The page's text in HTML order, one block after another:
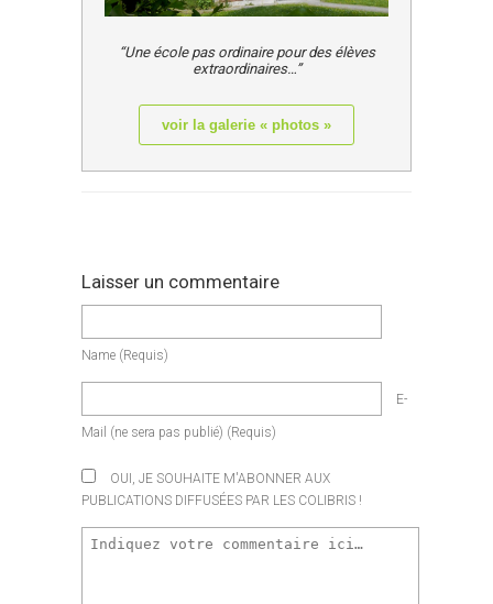
“Une école pas ordinaire pour des élèves
extraordinaires…”
voir la galerie « photos »
Laisser un commentaire
Name (requis)
E-
Mail (ne sera pas publié) (requis)
OUI, JE SOUHAITE M'ABONNER AUX
PUBLICATIONS DIFFUSÉES PAR LES COLIBRIS !